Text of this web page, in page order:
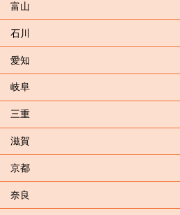
富山
石川
愛知
岐阜
三重
滋賀
京都
奈良